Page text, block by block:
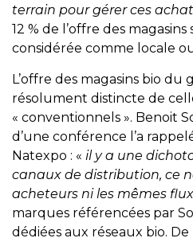
terrain pour gérer ces
12 % de l’offre des
considérée comme locale
L’offre des magasins bio du
résolument distincte de
« conventionnels ». Benoit
d’une conférence l’a
Natexpo : « il y a une
canaux de distribution, ce
acheteurs ni les mêmes
marques référencées par
dédiées aux réseaux bio.